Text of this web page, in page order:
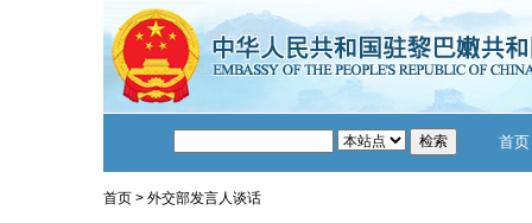
首页
首页> 外交部发言人谈话